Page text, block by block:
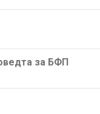
за БФП